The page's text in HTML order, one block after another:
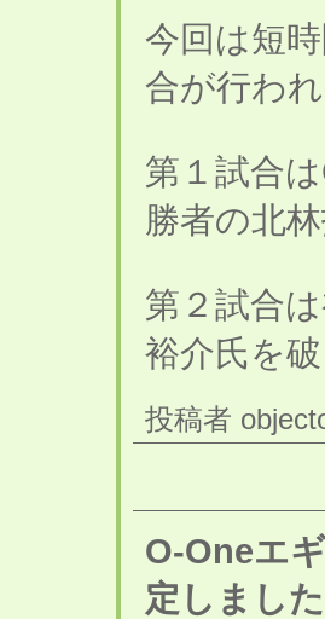
今回は短
合が行われ
第１試合
勝者の北
第２試合
裕介氏を
投稿者
O-Oneエ
定しました